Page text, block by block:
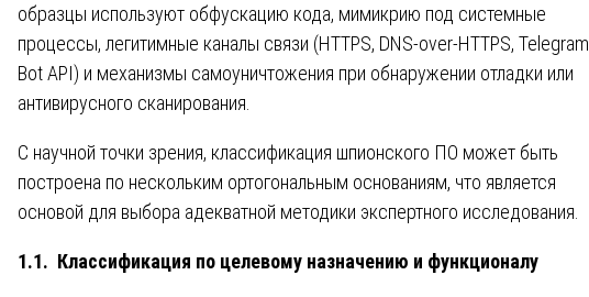
образцы используют обфускацию кода, мимикрию под системные
процессы, легитимные каналы связи (HTTPS, DNS-over-HTTPS, Telegram
Bot API) и механизмы самоуничтожения при обнаружении отладки или
антивирусного сканирования.
С научной точки зрения, классификация шпионского ПО может быть
построена по нескольким ортогональным основаниям, что является
основой для выбора адекватной методики экспертного исследования.
1.1. Классификация по целевому назначению и функционалу